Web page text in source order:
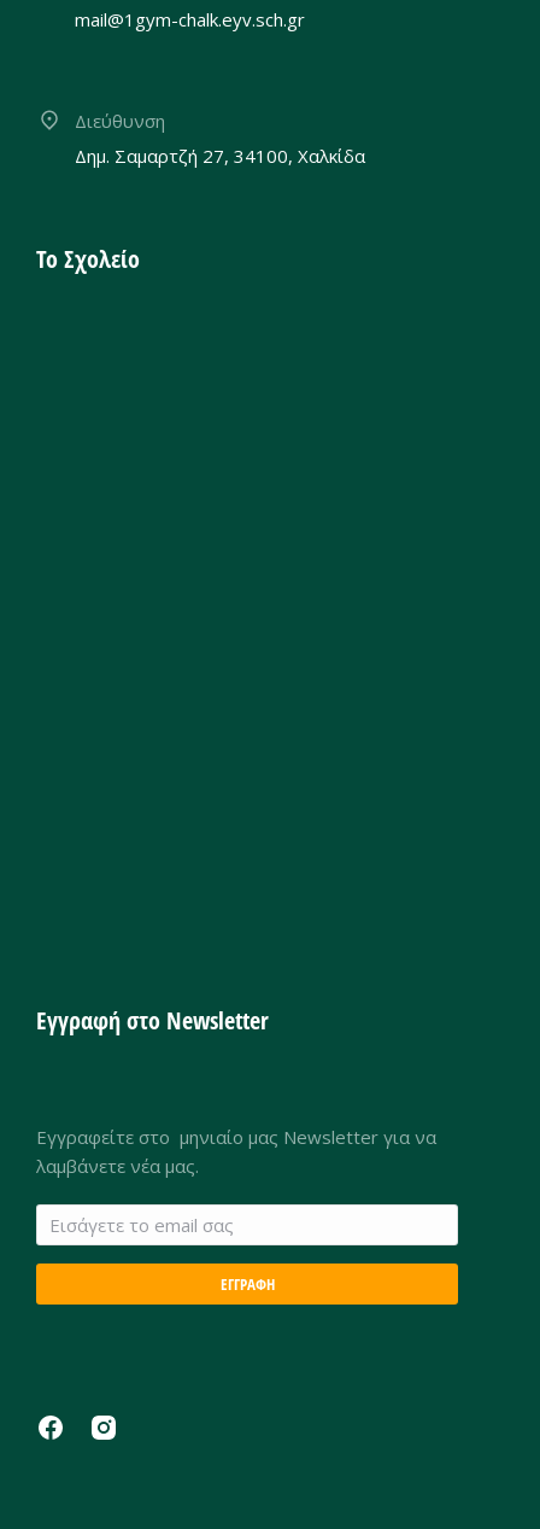
mail@1gym-chalk.eyv.sch.gr
Διεύθυνση
Δημ. Σαμαρτζή 27, 34100, Χαλκίδα
Το Σχολείο
Εγγραφή στο Newsletter
Εγγραφείτε στο μηνιαίο μας Newsletter για να
λαμβάνετε νέα μας.
ΕΓΓΡΑΦΗ